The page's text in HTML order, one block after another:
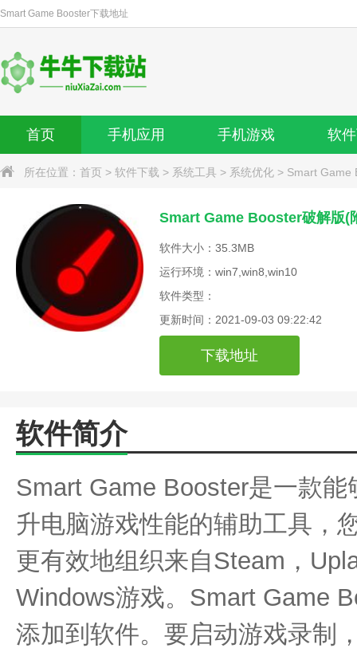
Smart Game Booster下载地址
首页 手机应用 手机游戏 软
所在位置： 首页 > 软件下载 > 系统工具 > 系统优化 > Smart Game
Smart Game Booster破解版(
软件大小：35.3MB
运行环境：win7,win8,win10
软件类型：
更新时间：2021-09-03 09:22:42
下载地址
软件简介
Smart Game Booster是一款
升电脑游戏性能的辅助工具，
更有效地组织来自Steam，
Windows游戏。Smart Game
添加到软件。要启动游戏录制